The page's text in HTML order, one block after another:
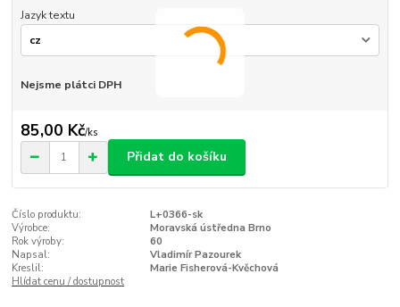
Jazyk textu
Nejsme plátci DPH
85,00 Kč/ks
Přidat do košíku
Číslo produktu:
L+0366-sk
Výrobce:
Moravská ústředna Brno
Rok výroby:
60
Napsal:
Vladimír Pazourek
Kreslil:
Marie Fisherová-Kvěchová
Hlídat cenu / dostupnost